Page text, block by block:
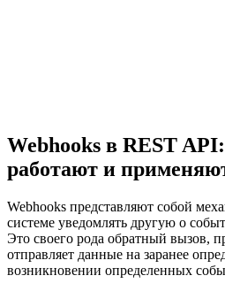
Webhooks в REST
работают и
Webhooks представляют собой
системе уведомлять другую о
Это своего рода обратный вызов,
отправляет данные на заранее
возникновении определенных